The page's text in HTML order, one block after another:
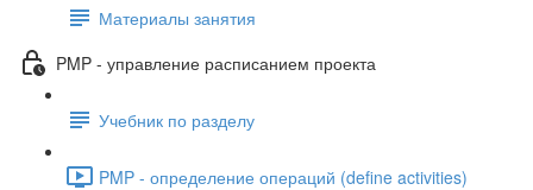
Материалы занятия
PMP - управление расписанием проекта
Учебник по разделу
PMP - определение операций (define activities)